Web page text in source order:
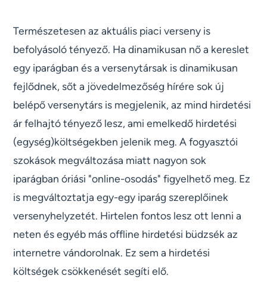
Természetesen az aktuális piaci verseny is
befolyásoló tényező. Ha dinamikusan nő a kereslet
egy iparágban és a versenytársak is dinamikusan
fejlődnek, sőt a jövedelmezőség hírére sok új
belépő versenytárs is megjelenik, az mind hirdetési
ár felhajtó tényező lesz, ami emelkedő hirdetési
(egység)költségekben jelenik meg. A fogyasztói
szokások megváltozása miatt nagyon sok
iparágban óriási "online-osodás" figyelhető meg. Ez
is megváltoztatja egy-egy iparág szereplőinek
versenyhelyzetét. Hirtelen fontos lesz ott lenni a
neten és egyéb más offline hirdetési büdzsék az
internetre vándorolnak. Ez sem a hirdetési
költségek csökkenését segíti elő.